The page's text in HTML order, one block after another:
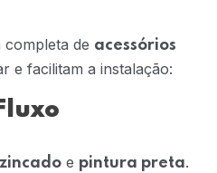
de acessórios
e facilitam a instalação:
e pintura preta.